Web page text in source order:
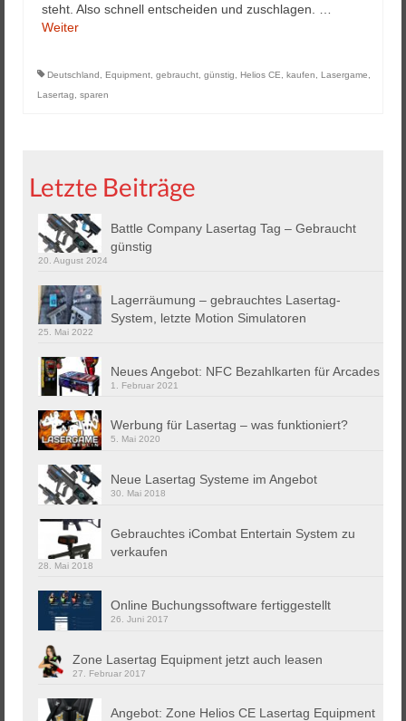
steht. Also schnell entscheiden und zuschlagen. …
Weiter
Deutschland Equipment gebraucht günstig Helios CE kaufen Lasergame
Lasertag
sparen
Letzte Beiträge
Battle Company Lasertag Tag – Gebraucht
günstig
20. August 2024
Lagerräumung – gebrauchtes Lasertag-
System, letzte Motion Simulatoren
25. Mai 2022
Neues Angebot: NFC Bezahlkarten für Arcades
1. Februar 2021
Werbung für Lasertag – was funktioniert?
5. Mai 2020
Neue Lasertag Systeme im Angebot
30. Mai 2018
Gebrauchtes iCombat Entertain System zu
verkaufen
28. Mai 2018
Online Buchungssoftware fertiggestellt
26. Juni 2017
Zone Lasertag Equipment jetzt auch leasen
27. Februar 2017
Angebot: Zone Helios CE Lasertag Equipment